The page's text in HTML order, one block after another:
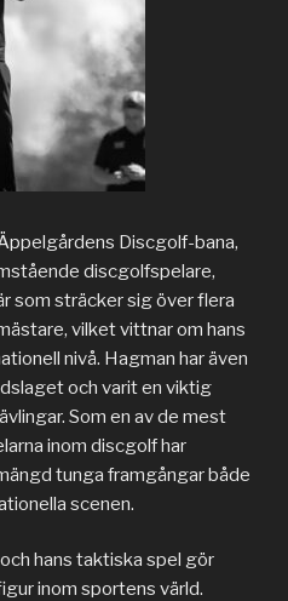
Discgolf-bana,
discgolfspelare,
som sträcker sig över flera
vilket vittnar om hans
nivå. Hagman har även
och varit en viktig
Som en av de mest
inom discgolf har
tunga framgångar både
scenen.
hans taktiska spel gör
inom sportens värld.